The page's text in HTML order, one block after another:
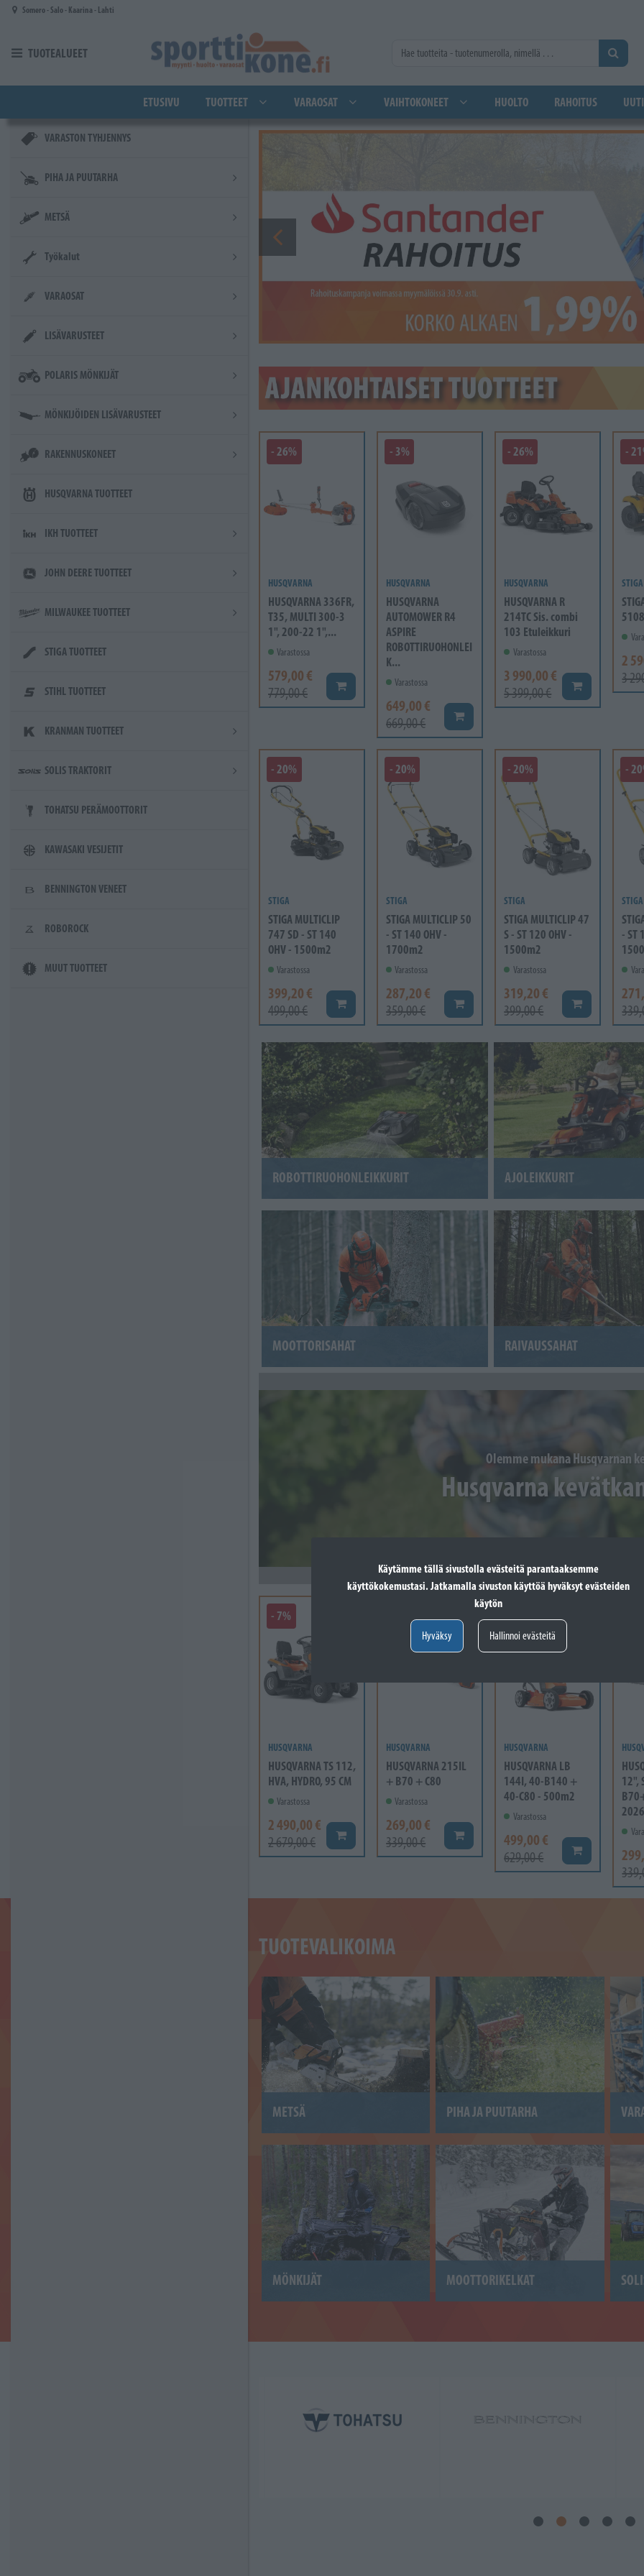
Käytämme tällä sivustolla evästeitä parantaaksemme
käyttökokemustasi. Jatkamalla sivuston käyttöä hyväksyt evästeiden
käytön
Hyväksy Hallinnoi evästeitä
Siirry pääsisältöön
Somero - Salo - Kaarina - Lahti
TUOTEALUEET
ETUSIVU TUOTTEET VARAOSAT VAIHTOKONEET HUOLTO RAHOITUS
VARASTON TYHJENNYS
PIHA JA PUUTARHA
METSÄ
Työkalut
VARAOSAT
LISÄVARUSTEET
POLARIS MÖNKIJÄT
MÖNKIJÖIDEN LISÄVARUSTEET
RAKENNUSKONEET
HUSQVARNA TUOTTEET
IKH TUOTTEET
JOHN DEERE TUOTTEET
MILWAUKEE TUOTTEET
STIGA TUOTTEET
STIHL TUOTTEET
KRANMAN TUOTTEET
SOLIS TRAKTORIT
TOHATSU PERÄMOOTTORIT
KAWASAKI VESIJETIT
BENNINGTON VENEET
ROBOROCK
MUUT TUOTTEET
- 26%
HUSQVARNA
HUSQVARNA 336FR,
T35, MULTI 300-3
1", 200-22 1",...
Varastossa
579,00 €
779,00 € Lisää koriin
- 3%
HUSQVARNA
HUSQVARNA
AUTOMOWER R4
ASPIRE
ROBOTTIRUOHONLEI
K...
Varastossa
649,00 €
669,00 € Lisää koriin
- 26%
HUSQVARNA
HUSQVARNA R
214TC Sis. combi
103 Etuleikkuri
Varastossa
3 990,00 €
5 399,00 € Lisää koriin
-
STIGA
2
3
- 20%
STIGA
STIGA MULTICLIP
747 SD - ST 140
OHV - 1500m2
Varastossa
399,20 €
499,00 € Lisää koriin
- 20%
STIGA
STIGA MULTICLIP 50
- ST 140 OHV -
1700m2
Varastossa
287,20 €
359,00 € Lisää koriin
- 20%
STIGA
STIGA MULTICLIP 47
S - ST 120 OHV -
1500m2
Varastossa
319,20 €
399,00 € Lisää koriin
-
STIGA
- ST
ROBOTTIRUOHONLEIKKURIT AJOLEIKKURIT
MOOTTORISAHAT RAIVAUSSAHAT
Olemme mukana Husqvarnan
Husqvarna
- 7%
HUSQVARNA
HUSQVARNA TS 112,
HVA, HYDRO, 95 CM
Varastossa
2 490,00 €
2 679,00 € Lisää koriin
- 21%
HUSQVARNA
HUSQVARNA 215IL
+ B70 + C80
Varastossa
269,00 €
339,00 € Lisää koriin
- 21%
HUSQVARNA
HUSQVARNA LB
144I, 40-B140 +
40-C80 - 500m2
Varastossa
499,00 €
629,00 € Lisää koriin
12",
2026
TUOTEVALIKOIMA
METSÄ PIHA JA PUUTARHA
MÖNKIJÄT MOOTTORIKELKAT